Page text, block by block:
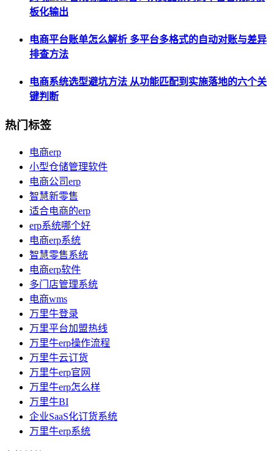
板化输出
电商平台账单怎么解析 多平台多格式的自动对账与差异
排查方法
电商系统选型避坑方法 从功能匹配到实施落地的六个关
键判断
热门标签
电商erp
小型仓储管理软件
电商公司erp
智慧新零售
适合电商的erp
erp系统哪个好
电商erp系统
智慧零售系统
电商erp软件
多门店管理系统
电商wms
万里牛登录
万里平台加盟热线
万里牛erp操作流程
万里牛云订货
万里牛erp官网
万里牛erp怎么样
万里牛BI
企业SaaS化订货系统
万里牛erp系统